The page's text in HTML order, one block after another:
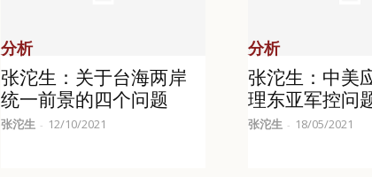
分析
张沱生：关于台海两岸
统一前景的四个问题
张沱生 - 12/10/2021
分析
张沱生：中美
理东亚军控问
张沱生 - 18/05/2021